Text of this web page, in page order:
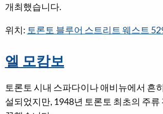
개최했습니다.
위치: 토론토 블루어 스트리트 웨스트
엘 모캄보
토론토 시내 스파다이나 애비뉴에서 흔
설되었지만, 1948년 토론토 최초의 주